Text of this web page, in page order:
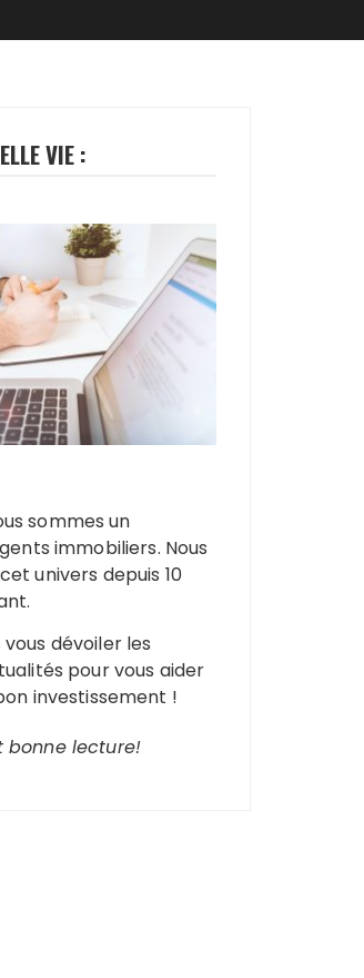
VIE :
sommes un
immobiliers. Nous
univers depuis 10
vous dévoiler les
pour vous aider
investissement !
bonne lecture!